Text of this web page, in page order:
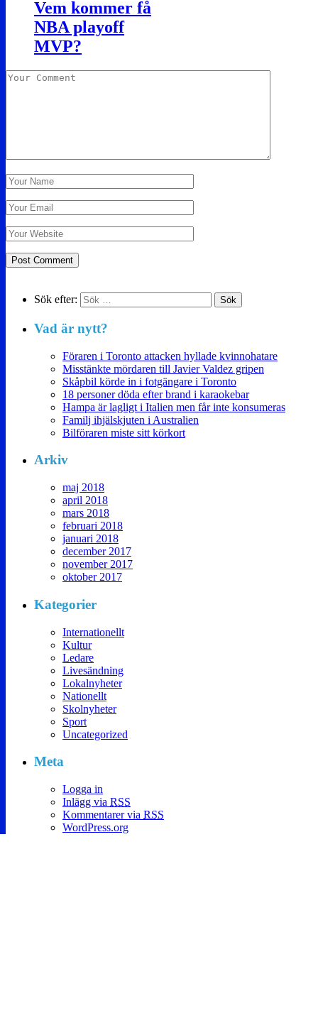
Vem kommer få
NBA playoff
MVP?
Sök efter:
Vad är nytt?
Föraren i Toronto attacken hyllade kvinnohatare
Misstänkte mördaren till Javier Valdez gripen
Skåpbil körde in i fotgängare i Toronto
18 personer döda efter brand i karaokebar
Hampa är lagligt i Italien men får inte konsumeras
Familj ihjälskjuten i Australien
Bilföraren miste sitt körkort
Arkiv
maj 2018
april 2018
mars 2018
februari 2018
januari 2018
december 2017
november 2017
oktober 2017
Kategorier
Internationellt
Kultur
Ledare
Livesändning
Lokalnyheter
Nationellt
Skolnyheter
Sport
Uncategorized
Meta
Logga in
Inlägg via RSS
Kommentarer via RSS
WordPress.org